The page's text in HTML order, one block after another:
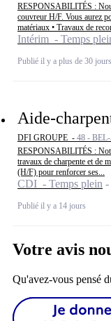
RESPONSABILITÉS :
couvreur H/F. Vous aurez
matériaux • Travaux de
Intérim - Temps
Publié il y a plus de 30 jours
Aide-
DFI GROUPE - 48 -
RESPONSABILITÉS :
travaux de charpente et de
(H/F) pour renforcer ses...
CDI - Temps plein
Publié il y a 14 jours
Votre avis
Qu'avez-vous pensé